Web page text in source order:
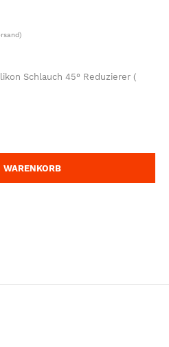
Schlauch 45° Reduzierer (
WARENKORB